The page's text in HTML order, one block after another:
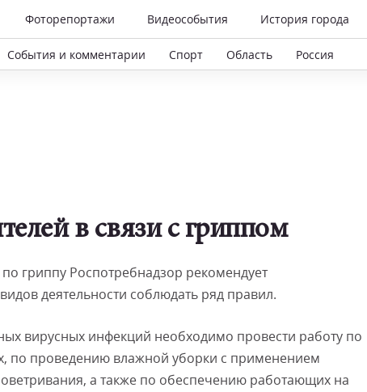
Фоторепортажи Видеособытия История города
События и комментарии Спорт Область Россия
в связи с гриппом
гриппу Роспотребнадзор рекомендует
деятельности соблюдать ряд правил.
вирусных инфекций необходимо провести работу по
по проведению влажной уборки с применением
а также по обеспечению работающих на